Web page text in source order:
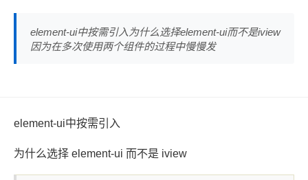
element-ui中按需引入为什么选择element-ui而不是iview
因为在多次使用两个组件的过程中慢慢发
element-ui中按需引入
为什么选择 element-ui 而不是 iview